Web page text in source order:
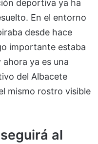
deportiva ya ha
En el entorno
desde hace
importante estaba
ya es una
del Albacete
mismo rostro visible
al